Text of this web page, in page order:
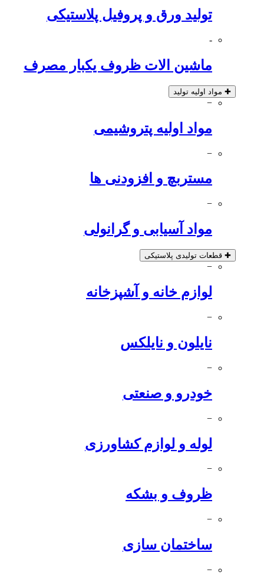
تولید ورق و پروفیل پلاستیکی
-
ماشین الات ظروف یکبار مصرف
✚ مواد اولیه تولید
−
مواد اولیه پتروشیمی
−
مستربچ و افزودنی ها
−
مواد آسیابی و گرانولی
✚ قطعات تولیدی پلاستیکی
−
لوازم خانه و آشپزخانه
−
نایلون و نایلکس
−
خودرو و صنعتی
−
لوله و لوازم کشاورزی
−
ظروف و بشکه
−
ساختمان سازی
−